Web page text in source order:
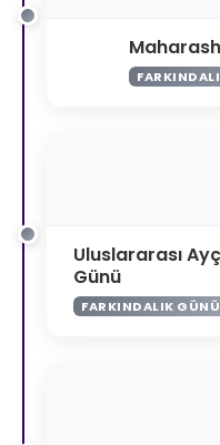
Uluslararası
Günü
FARKINDALIK GÜNÜ